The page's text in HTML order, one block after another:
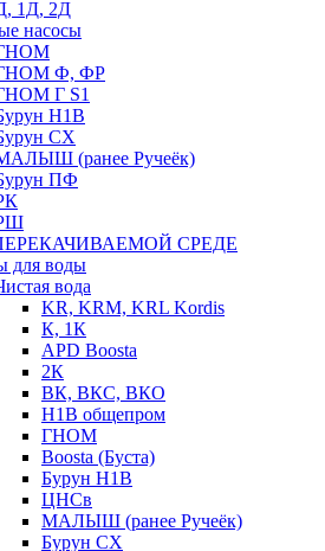
1Д, 2Д
насосы
Ф, ФР
Г S1
Н1В
СХ
(ранее Ручеёк)
ПФ
ПЕРЕКАЧИВАЕМОЙ СРЕДЕ
для воды
вода
KR, KRM, KRL Kordis
К, 1К
APD Boosta
2К
ВК, ВКС, ВКО
Н1В общепром
ГНОМ
Boosta (Буста)
Бурун Н1В
ЦНСв
МАЛЫШ (ранее Ручеёк)
Бурун СХ